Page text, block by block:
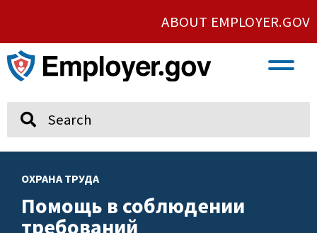
ABOUT EMPLOYER.GOV
ОХРАНА ТРУДА
Помощь в соблюдении
требований